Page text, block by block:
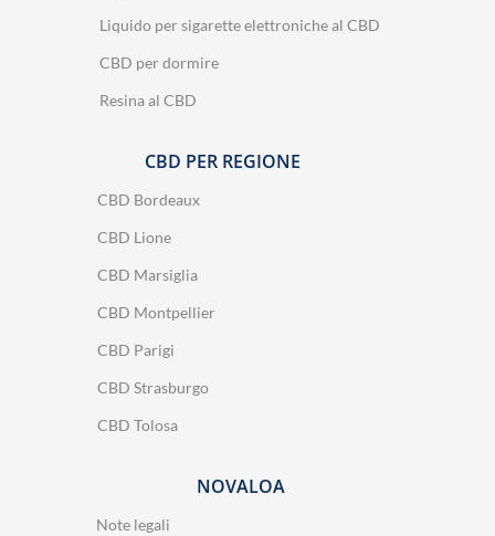
Liquido per sigarette elettroniche al CBD
CBD per dormire
Resina al CBD
CBD PER REGIONE
CBD Bordeaux
CBD Lione
CBD Marsiglia
CBD Montpellier
CBD Parigi
CBD Strasburgo
CBD Tolosa
NOVALOA
Note legali